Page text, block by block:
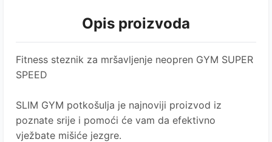
Opis proizvoda
Fitness steznik za mršavljenje neopren GYM SUPER
SPEED
SLIM GYM potkošulja je najnoviji proizvod iz
poznate srije i pomoći će vam da efektivno
vježbate mišiće jezgre.